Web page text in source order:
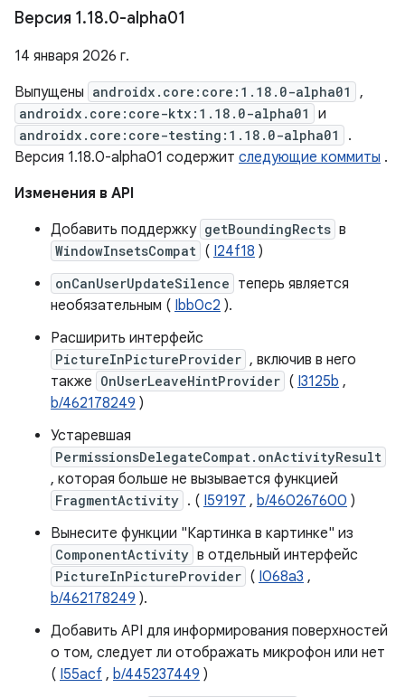
Версия 1.18.0-alpha01
14 января 2026 г.
Выпущены androidx.core:core:1.18.0-alpha01 ,
androidx.core:core-ktx:1.18.0-alpha01 и
androidx.core:core-testing:1.18.0-alpha01
.
Версия 1.18.0-alpha01 содержит следующие коммиты .
Изменения в API
Добавить поддержку getBoundingRects в
WindowInsetsCompat ( I24f18 )
onCanUserUpdateSilence теперь является
необязательным ( Ibb0c2 ).
Расширить интерфейс
PictureInPictureProvider , включив в него
также OnUserLeaveHintProvider ( I3125b ,
b/462178249 )
Устаревшая
PermissionsDelegateCompat.onActivityResult
, которая больше не вызывается функцией
FragmentActivity . ( I59197 , b/460267600 )
Вынесите функции "Картинка в картинке" из
ComponentActivity в отдельный интерфейс
PictureInPictureProvider ( I068a3 ,
b/462178249 ).
Добавить API для информирования поверхностей
о том, следует ли отображать микрофон или нет
( I55acf , b/445237449 )